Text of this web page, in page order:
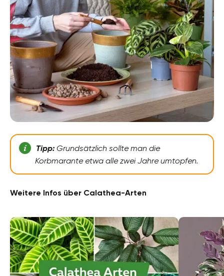
Tipp: Grundsätzlich sollte man die
Korbmarante etwa alle zwei Jahre umtopfen.
Weitere Infos über Calathea-Arten